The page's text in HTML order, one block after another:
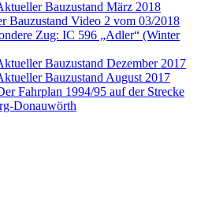
Bauzustand März 2018
Bauzustand Video 2 vom 03/2018
Zug: IC 596 „Adler“ (Winter
Bauzustand Dezember 2017
Bauzustand August 2017
Fahrplan 1994/95 auf der Strecke
Donauwörth